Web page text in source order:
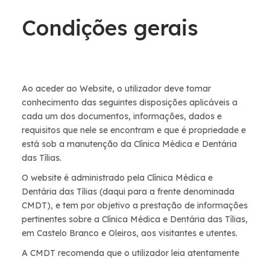
Condições gerais
Ao aceder ao Website, o utilizador deve tomar
conhecimento das seguintes disposições aplicáveis a
cada um dos documentos, informações, dados e
requisitos que nele se encontram e que é propriedade e
está sob a manutenção da Clínica Médica e Dentária
das Tílias.
O website é administrado pela Clínica Médica e
Dentária das Tílias (daqui para a frente denominada
CMDT), e tem por objetivo a prestação de informações
pertinentes sobre a Clínica Médica e Dentária das Tílias,
em Castelo Branco e Oleiros, aos visitantes e utentes.
A CMDT recomenda que o utilizador leia atentamente